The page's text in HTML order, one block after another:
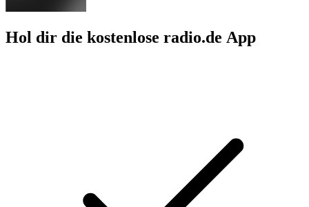
Hol dir die kostenlose radio.de App